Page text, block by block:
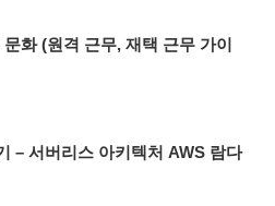
화 (원격 근무, 재택 근무 가이
– 서버리스 아키텍처 AWS 람다